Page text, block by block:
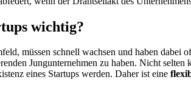
wichtig?
müssen schnell wachsen und haben dabei
Jungunternehmen zu haben. Nicht
eines Startups werden. Daher ist eine